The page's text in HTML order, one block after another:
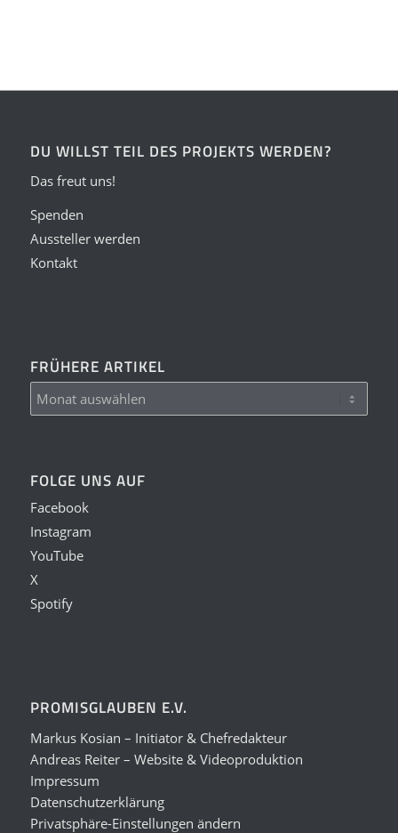
DU WILLST TEIL DES PROJEKTS WERDEN?
Das freut uns!
Spenden
Aussteller werden
Kontakt
FRÜHERE ARTIKEL
FOLGE UNS AUF
Facebook
Instagram
YouTube
X
Spotify
PROMISGLAUBEN E.V.
Markus Kosian – Initiator & Chefredakteur
Andreas Reiter – Website & Videoproduktion
Impressum
Datenschutzerklärung
Privatsphäre-Einstellungen ändern